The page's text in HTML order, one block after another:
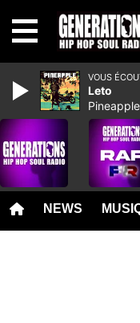
NEWS
VOUS
Leto
Pineapple